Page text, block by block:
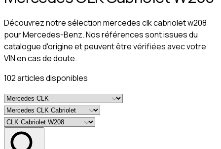
Découvrez notre sélection mercedes clk cabriolet w208
pour Mercedes-Benz. Nos références sont issues du
catalogue d'origine et peuvent être vérifiées avec votre
VIN en cas de doute.
102articlesdisponibles